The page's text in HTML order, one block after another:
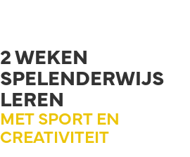
2 WEKEN
SPELENDERWIJS
LEREN
MET SPORT EN
CREATIVITEIT